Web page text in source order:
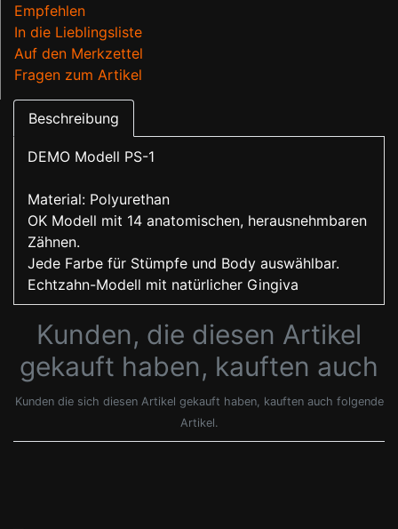
Empfehlen
In die Lieblingsliste
Auf den Merkzettel
Fragen zum Artikel
Beschreibung
DEMO Modell PS-1
Material: Polyurethan
OK Modell mit 14 anatomischen, herausnehmbaren
Zähnen.
Jede Farbe für Stümpfe und Body auswählbar.
Echtzahn-Modell mit natürlicher Gingiva
Kunden, die diesen Artikel
gekauft haben, kauften auch
Kunden die sich diesen Artikel gekauft haben, kauften auch folgende
Artikel.